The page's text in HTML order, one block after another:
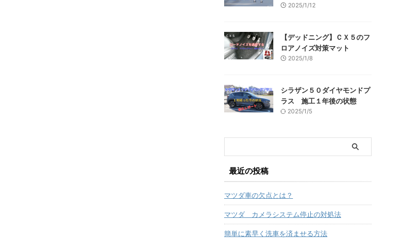
2025/1/12
【デッドニング】ＣＸ５のフ
ロアノイズ対策マット
2025/1/8
シラザン５０ダイヤモンドプ
ラス 施工１年後の状態
2025/1/5
最近の投稿
マツダ車の欠点とは？
マツダ カメラシステム停止の対処法
簡単に素早く洗車を済ませる方法